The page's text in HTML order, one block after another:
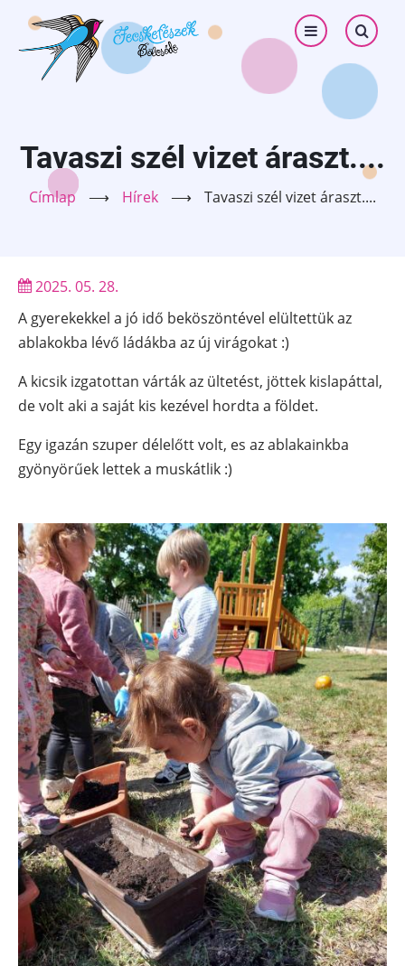
Ugrás
tartalomra
Menü Keresés
Tavaszi szél vizet áraszt....
Címlap ⟶ Hírek ⟶ Tavaszi szél vizet áraszt....
2025. 05. 28.
A gyerekekkel a jó idő beköszöntével elültettük az
ablakokba lévő ládákba az új virágokat :)
A kicsik izgatottan várták az ültetést, jöttek kislapáttal,
de volt aki a saját kis kezével hordta a földet.
Egy igazán szuper délelőtt volt, es az ablakainkba
gyönyörűek lettek a muskátlik :)